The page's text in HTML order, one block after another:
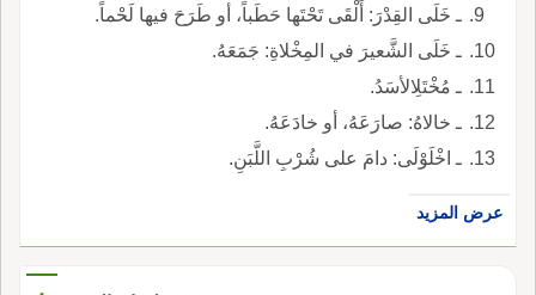
ـ خَلَى القِدْرَ: أَلْقَى تَحْتَها حَطَباً، أو طَرَحَ فيها لَحْماً.
ـ خَلَى الشَّعيرَ في المِخْلاةِ: جَمَعَهُ.
ـ مُخْتَلِالأسَدُ.
ـ خالاهُ: صارَعَهُ، أو خادَعَهُ.
ـ اخْلَوْلَى: دامَ على شُرْبِ اللَّبَنِ.
عرض المزيد